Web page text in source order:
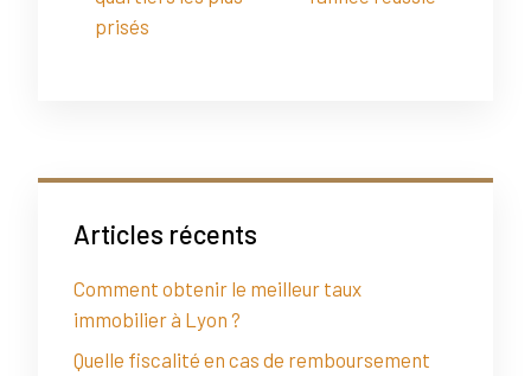
prisés
Articles récents
Comment obtenir le meilleur taux
immobilier à Lyon ?
Quelle fiscalité en cas de remboursement